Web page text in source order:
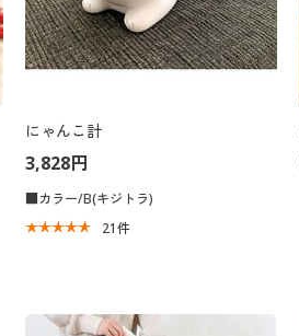
にゃんこ計
3,828円
■カラー/B(キジトラ)
21件